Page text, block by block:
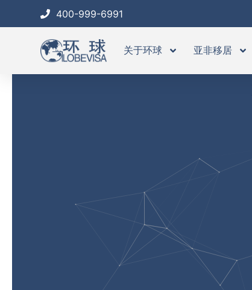
400-999-6991
关于环球 亚非移居